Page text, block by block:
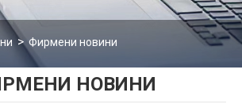
Фирмени новини
НОВИНИ